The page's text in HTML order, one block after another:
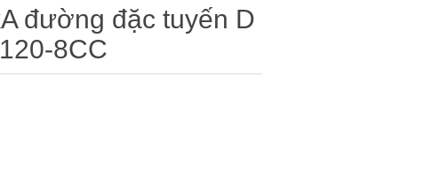
đường đặc tuyến D
8CC